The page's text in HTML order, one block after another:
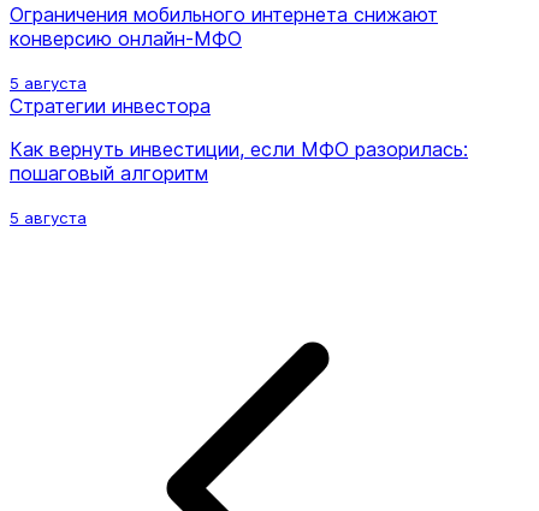
Ограничения мобильного интернета снижают
конверсию онлайн-МФО
5 августа
Стратегии инвестора
Как вернуть инвестиции, если МФО разорилась:
пошаговый алгоритм
5 августа